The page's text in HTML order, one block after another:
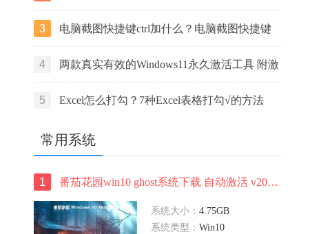
两种方法
3
电脑截图快捷键ctrl加什么？电脑截图快捷键
ctrl组合使用方法
4
两款真实有效的Windows11永久激活工具 附激
活码
5
Excel怎么打勾？7种Excel表格打勾√的方法
常用系统
1 番茄花园win10 ghost系统下载 自动激活 v2022.05 下载
系统大小： 4.75GB
系统类型： Win10